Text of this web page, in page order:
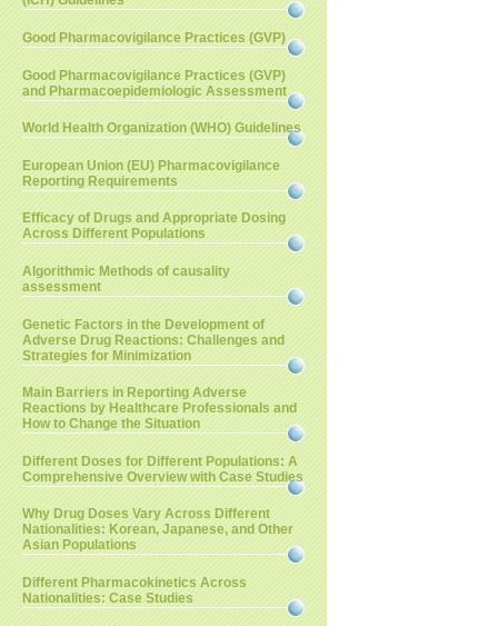
Good Pharmacovigilance Practices (GVP)
Good Pharmacovigilance Practices (GVP)
and Pharmacoepidemiologic Assessment
World Health Organization (WHO) Guidelines
European Union (EU) Pharmacovigilance
Reporting Requirements
Efficacy of Drugs and Appropriate Dosing
Across Different Populations
Algorithmic Methods of causality
assessment
Genetic Factors in the Development of
Adverse Drug Reactions: Challenges and
Strategies for Minimization
Main Barriers in Reporting Adverse
Reactions by Healthcare Professionals and
How to Change the Situation
Different Doses for Different Populations: A
Comprehensive Overview with Case Studies
Why Drug Doses Vary Across Different
Nationalities: Korean, Japanese, and Other
Asian Populations
Different Pharmacokinetics Across
Nationalities: Case Studies